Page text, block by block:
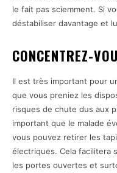
le fait pas sciemment. Si
déstabiliser davantage et
CONCENTREZ-
Il est très important pour
que vous preniez les
risques de chute dus aux
important que le malade
vous pouvez retirer les
électriques. Cela facilitera
les portes ouvertes et